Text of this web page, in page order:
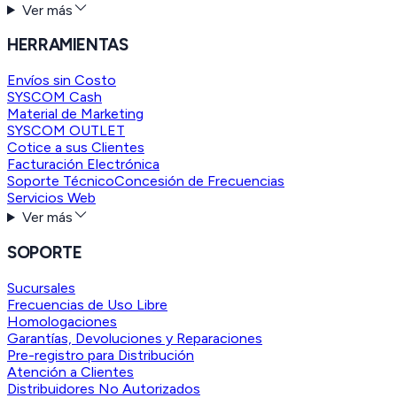
Ver más
HERRAMIENTAS
Envíos sin Costo
SYSCOM Cash
Material de Marketing
SYSCOM OUTLET
Cotice a sus Clientes
Facturación Electrónica
Soporte TécnicoConcesión de Frecuencias
Servicios Web
Ver más
SOPORTE
Sucursales
Frecuencias de Uso Libre
Homologaciones
Garantías, Devoluciones y Reparaciones
Pre-registro para Distribución
Atención a Clientes
Distribuidores No Autorizados